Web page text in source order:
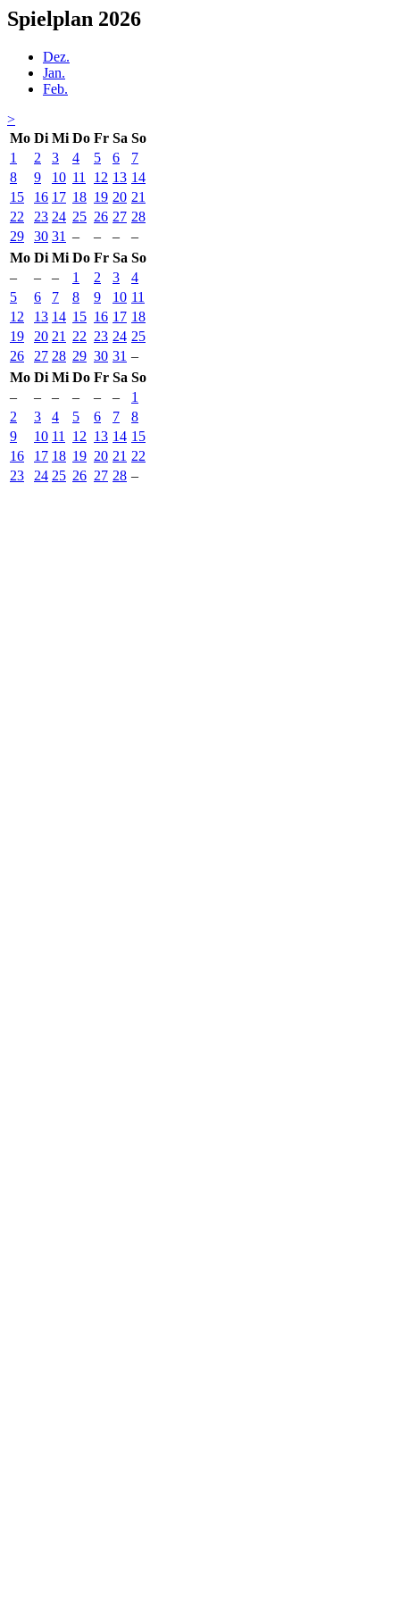
Spielplan 2026
Dez.
Jan.
Feb.
>
Mo Di Mi Do Fr Sa So
1
2 3 4 5 6
7
8
9 10 11 12 13 14
15
16 17 18 19 20 21
22
23 24 25 26 27 28
29
30 31 – – –
–
Mo Di Mi Do Fr Sa So
–
– – 1 2 3
4
5
6 7 8 9 10 11
12
13 14 15 16 17 18
19
20 21 22 23 24 25
26
27 28 29 30 31 –
Mo Di Mi Do Fr Sa So
–
– – – – –
1
2
3 4 5 6 7
8
9
10 11 12 13 14 15
16
17 18 19 20 21 22
23
24 25 26 27 28 –